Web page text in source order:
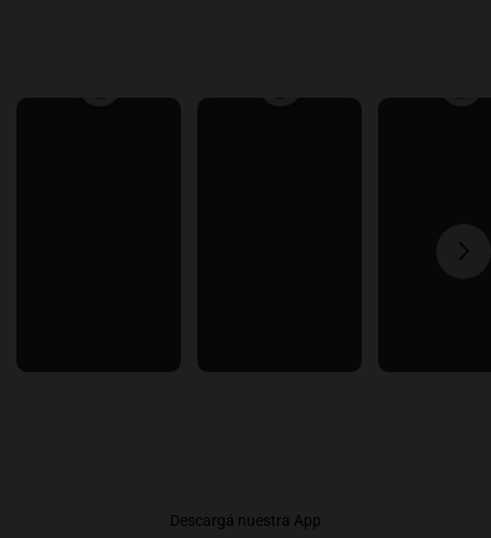
Descargá nuestra App